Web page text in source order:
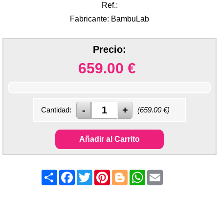
Ref.:
Fabricante: BambuLab
Precio:
659.00 €
Cantidad: (659.00€)
Añadir al Carrito
ShareFacebook
TwitterPinterest
BloggerWhatsApp